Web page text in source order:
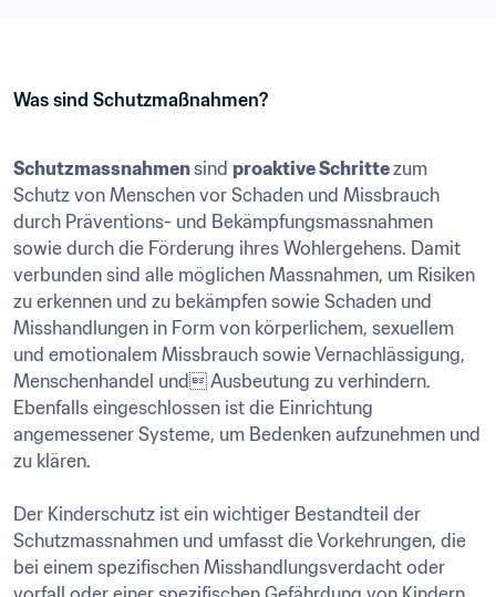
Was sind Schutzmaßnahmen?
Schutzmassnahmen sind proaktive Schritte zum
Schutz von Menschen vor Schaden und Missbrauch
durch Präventions- und Bekämpfungsmassnahmen
sowie durch die Förderung ihres Wohlergehens. Damit
verbunden sind alle möglichen Massnahmen, um Risiken
zu erkennen und zu bekämpfen sowie Schaden und
Misshandlungen in Form von körperlichem, sexuellem
und emotionalem Missbrauch sowie Vernachlässigung,
Menschenhandel und Ausbeutung zu verhindern.
Ebenfalls eingeschlossen ist die Einrichtung
angemessener Systeme, um Bedenken aufzunehmen und
zu klären.
Der Kinderschutz ist ein wichtiger Bestandteil der
Schutzmassnahmen und umfasst die Vorkehrungen, die
bei einem spezifischen Misshandlungsverdacht oder